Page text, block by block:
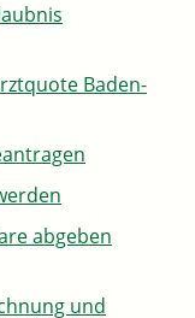
Baden-
abgeben
und